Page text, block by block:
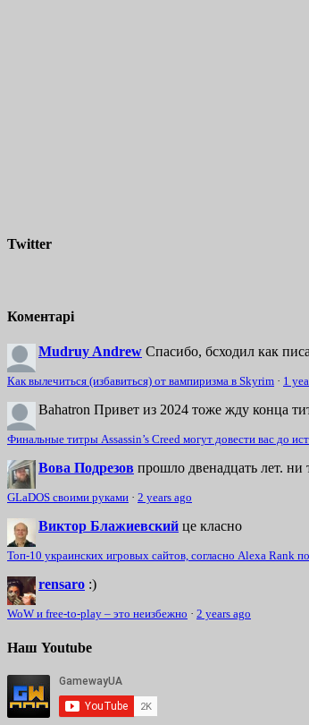
Twitter
Коментарі
Mudruy Andrew Спасибо, бсходил как
Как вылечиться (избавиться) от вампиризма в Skyrim · 1
Bahatron Привет из 2024 тоже жду конца
Финальные титры Assassin’s Creed могут довести вас до
Вова Подрезов прошло двенадцать лет. ни
GLaDOS своими руками · 2 years ago
Виктор Блажиевский це класно
Топ-10 украинских игровых сайтов, согласно Alexa Rank
rensaro :)
WoW и free-to-play – это неизбежно · 2 years ago
Наш Youtube